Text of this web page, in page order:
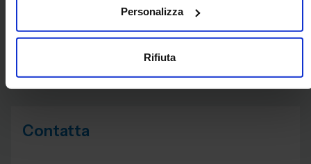
Personalizza
Rifiuta
ARCOPOLIMERI SRL
Contatta